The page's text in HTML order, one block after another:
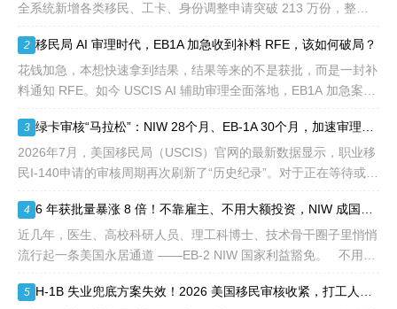
不需要雇主支持、不用办理
等的限制，所以也愈来愈受
到中国杰出人才的青睐。
全系统新增各类移民、工卡、身份调整申请突破 213 万份，整体
2 移民局 AI 审理时代，EB1A 加急收到补料 RFE，该如何破局？
花钱加急，本想快速拿到结果，结果等来的不是获批，而是一封补
料通知 RFE。如今 USCIS AI 辅助审理全面落地，EB1A 加急案件
3
2026年7月，美国移民局（USCIS）官网的最新数据显示，职业移
民I-140申请的审核周期再次刷新了“历史纪录”。对于正在等待或计
说，这
4
近几年，医生、高校科研人员、理工科博士、技术骨干圈子里悄悄
流行起一条美国永居通道 ——EB-2 NIW 国家利益豁免。 不用提
5